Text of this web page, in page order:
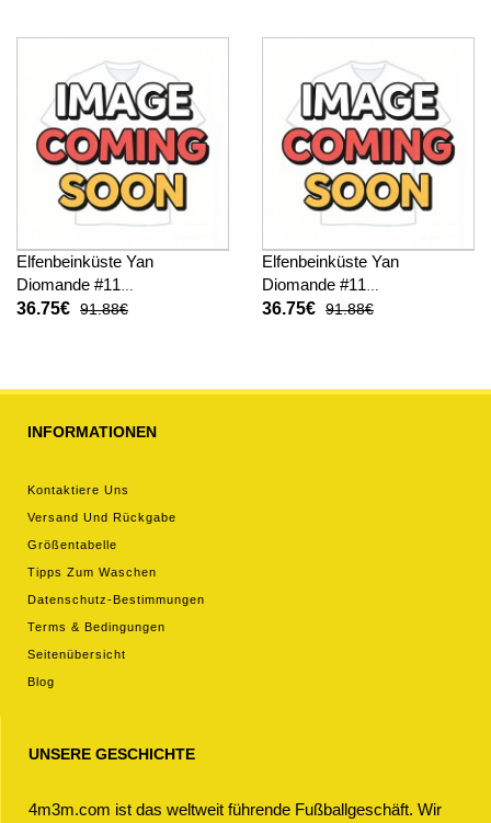
hosen)
Elfenbeinküste Yan
Diomande #11
Fußballbekleidung Heimtrikot
36.75€ 91.88€
Elfenbeinküste Yan
Diomande #11
Fußballbekleidung
36.75€ 91.88€
INFORMATIONEN
Kontaktiere Uns
Versand Und Rückgabe
Größentabelle
Tipps Zum Waschen
Datenschutz-Bestimmungen
Terms & Bedingungen
Seitenübersicht
Blog
UNSERE GESCHICHTE
4m3m.com ist das weltweit führende Fußballgeschäft. Wir